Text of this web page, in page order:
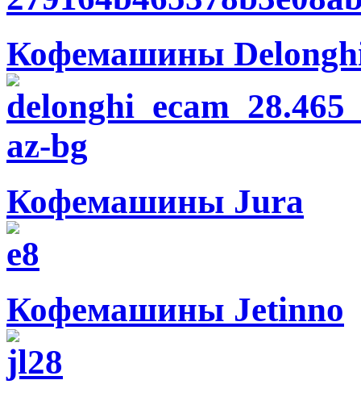
Кофемашины
Кофемашины Jura
Кофемашины Jetinno